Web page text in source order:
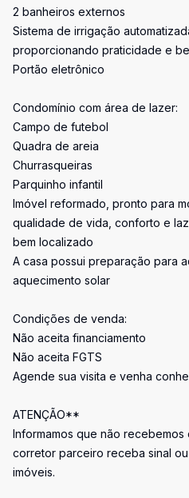
2 banheiros externos
Sistema de irrigação
proporcionando praticidade e
Portão eletrônico
Condomínio com área de lazer:
Campo de futebol
Quadra de areia
Churrasqueiras
Parquinho infantil
Imóvel reformado, pronto para
qualidade de vida, conforto e
bem localizado
A casa possui preparação para
aquecimento solar
Condições de venda:
Não aceita financiamento
Não aceita FGTS
Agende sua visita e venha
ATENÇÃO**
Informamos que não recebemos
corretor parceiro receba sinal
imóveis.